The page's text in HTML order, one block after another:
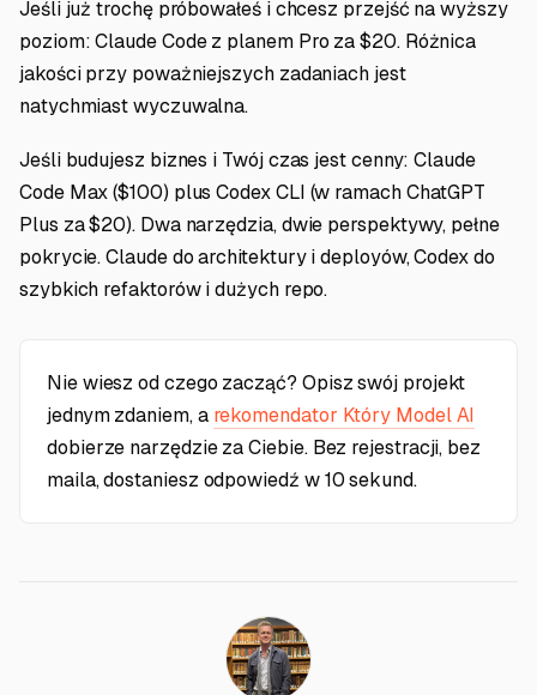
Jeśli już trochę próbowałeś i chcesz przejść na wyższy
poziom: Claude Code z planem Pro za $20. Różnica
jakości przy poważniejszych zadaniach jest
natychmiast wyczuwalna.
Jeśli budujesz biznes i Twój czas jest cenny: Claude
Code Max ($100) plus Codex CLI (w ramach ChatGPT
Plus za $20). Dwa narzędzia, dwie perspektywy, pełne
pokrycie. Claude do architektury i deployów, Codex do
szybkich refaktorów i dużych repo.
Nie wiesz od czego zacząć? Opisz swój projekt
jednym zdaniem, a rekomendator Który Model AI
dobierze narzędzie za Ciebie. Bez rejestracji, bez
maila, dostaniesz odpowiedź w 10 sekund.